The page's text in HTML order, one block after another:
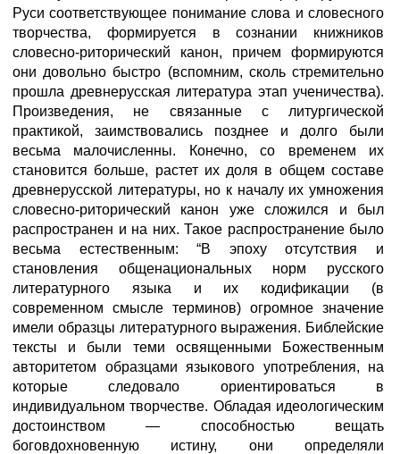
Руси соответствующее понимание слова и словесного
творчества, формируется в сознании книжников
словесно-риторический канон, причем формируются
они довольно быстро (вспомним, сколь стремительно
прошла древнерусская литература этап ученичества).
Произведения, не связанные с литургической
практикой, заимствовались позднее и долго были
весьма малочисленны. Конечно, со временем их
становится больше, растет их доля в общем составе
древнерусской литературы, но к началу их умножения
словесно-риторический канон уже сложился и был
распространен и на них. Такое распространение было
весьма естественным: “В эпоху отсутствия и
становления общенациональных норм русского
литературного языка и их кодификации (в
современном смысле терминов) огромное значение
имели образцы литературного выражения. Библейские
тексты и были теми освященными Божественным
авторитетом образцами языкового употребления, на
которые следовало ориентироваться в
индивидуальном творчестве. Обладая идеологическим
достоинством — способностью вещать
боговдохновенную истину, они определяли